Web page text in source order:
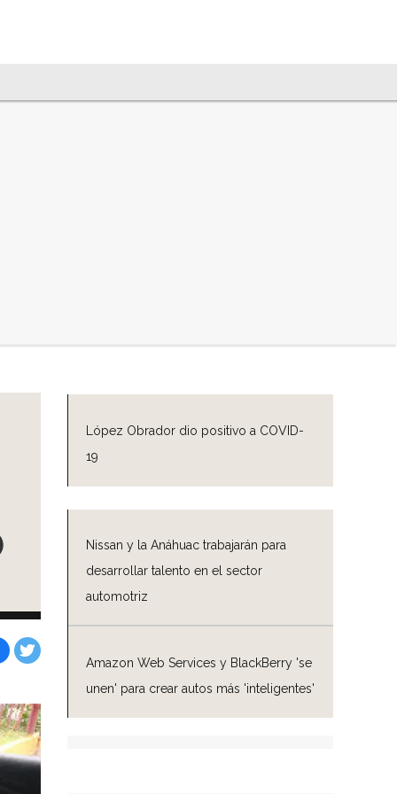
López Obrador dio positivo a COVID-
19
Nissan y la Anáhuac trabajarán para
desarrollar talento en el sector
automotriz
Amazon Web Services y BlackBerry 'se
unen' para crear autos más 'inteligentes'